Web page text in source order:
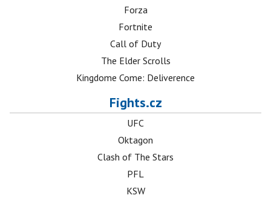
Forza
Fortnite
Call of Duty
The Elder Scrolls
Kingdome Come: Deliverence
Fights.cz
UFC
Oktagon
Clash of The Stars
PFL
KSW